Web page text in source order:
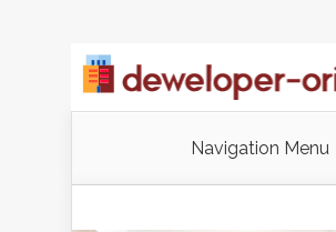
Navigation Menu